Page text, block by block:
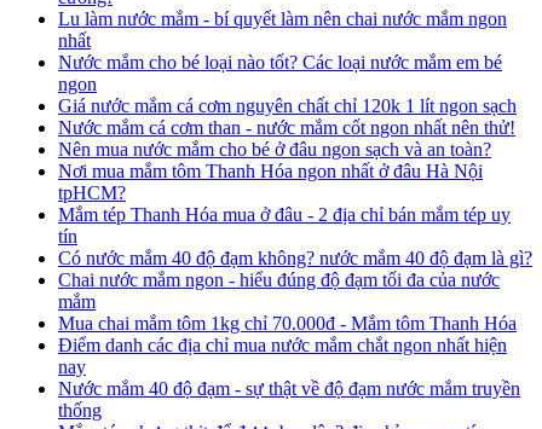
Lu làm nước mắm - bí quyết làm nên chai nước mắm ngon
nhất
Nước mắm cho bé loại nào tốt? Các loại nước mắm em bé
ngon
Giá nước mắm cá cơm nguyên chất chỉ 120k 1 lít ngon sạch
Nước mắm cá cơm than - nước mắm cốt ngon nhất nên thử!
Nên mua nước mắm cho bé ở đâu ngon sạch và an toàn?
Nơi mua mắm tôm Thanh Hóa ngon nhất ở đâu Hà Nội
tpHCM?
Mắm tép Thanh Hóa mua ở đâu - 2 địa chỉ bán mắm tép uy
tín
Có nước mắm 40 độ đạm không? nước mắm 40 độ đạm là gì?
Chai nước mắm ngon - hiểu đúng độ đạm tối đa của nước
mắm
Mua chai mắm tôm 1kg chỉ 70.000đ - Mắm tôm Thanh Hóa
Điểm danh các địa chỉ mua nước mắm chắt ngon nhất hiện
nay
Nước mắm 40 độ đạm - sự thật về độ đạm nước mắm truyền
thống